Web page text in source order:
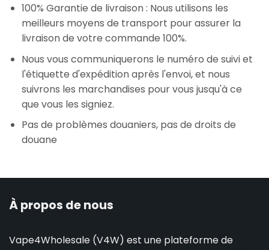
100% Garantie de livraison : Nous utilisons les
meilleurs moyens de transport pour assurer la
livraison de votre commande 100%.
Nous vous communiquerons le numéro de suivi et
l'étiquette d'expédition après l'envoi, et nous
suivrons les marchandises pour vous jusqu'à ce
que vous les signiez.
Pas de problèmes douaniers, pas de droits de
douane
À propos de nous
Vape4Wholesale (V4W) est une plateforme de